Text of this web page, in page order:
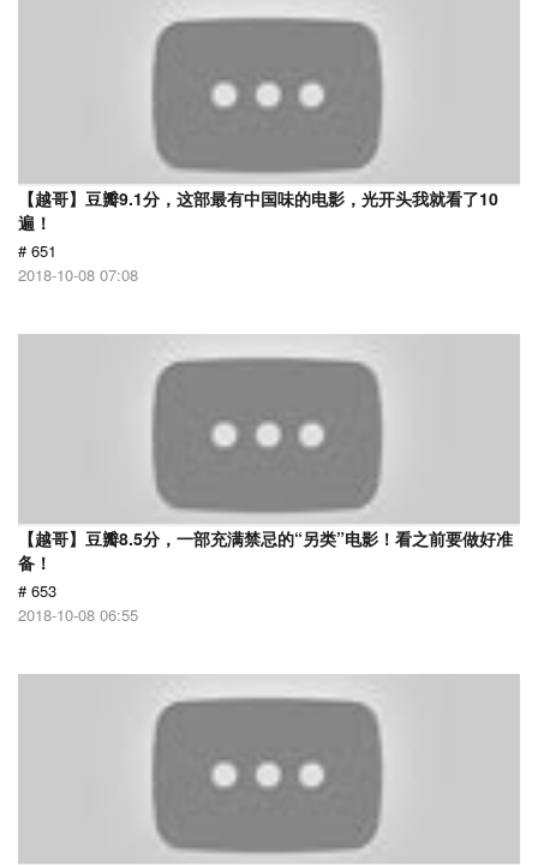
【越哥】豆瓣9.1分，这部最有中国味的电影，光开头我就看了10
遍！
# 651
2018-10-08 07:08
【越哥】豆瓣8.5分，一部充满禁忌的“另类”电影！看之前要做好准
备！
# 653
2018-10-08 06:55